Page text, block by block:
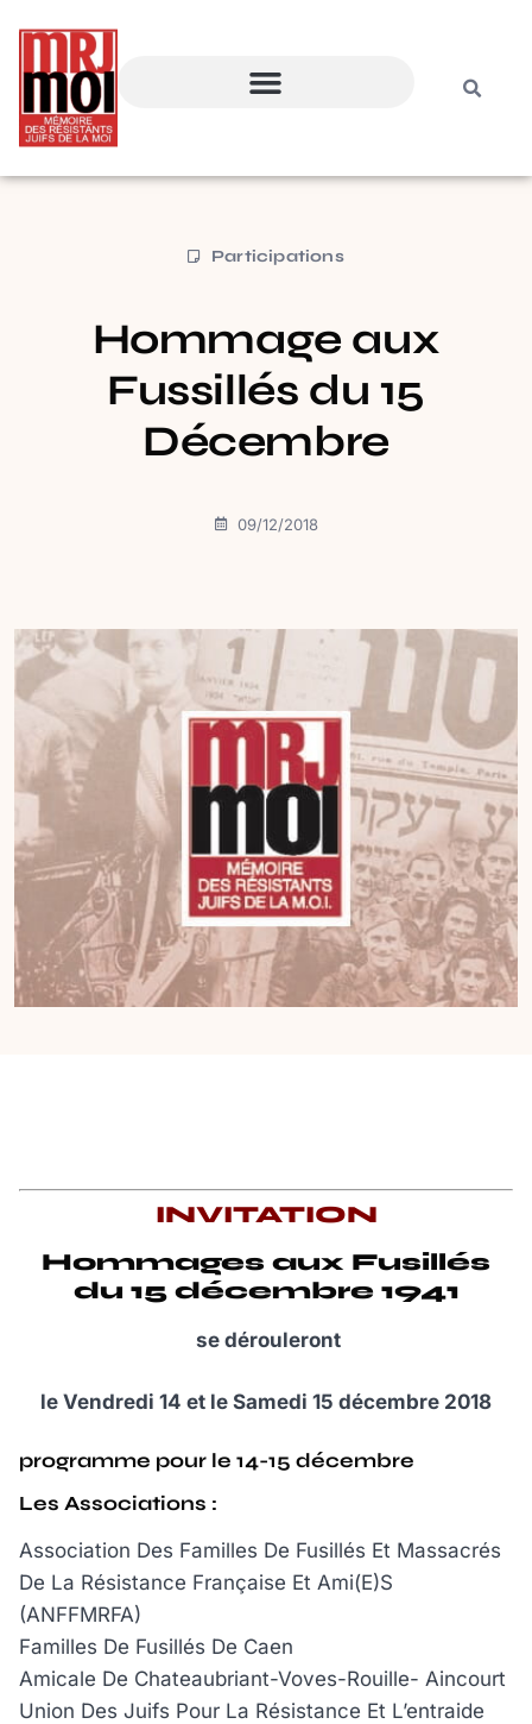
Participations
Hommage aux
Fussillés du 15
Décembre
09/12/2018
INVITATION
Hommages aux Fusillés
du 15 décembre 1941
se dérouleront
le Vendredi 14 et le Samedi 15 décembre 2018
programme pour le 14-15 décembre
Les Associations :
Association Des Familles De Fusillés Et Massacrés
De La Résistance Française Et Ami(E)S
(ANFFMRFA)
Familles De Fusillés De Caen
Amicale De Chateaubriant-Voves-Rouille- Aincourt
Union Des Juifs Pour La Résistance Et L’entraide